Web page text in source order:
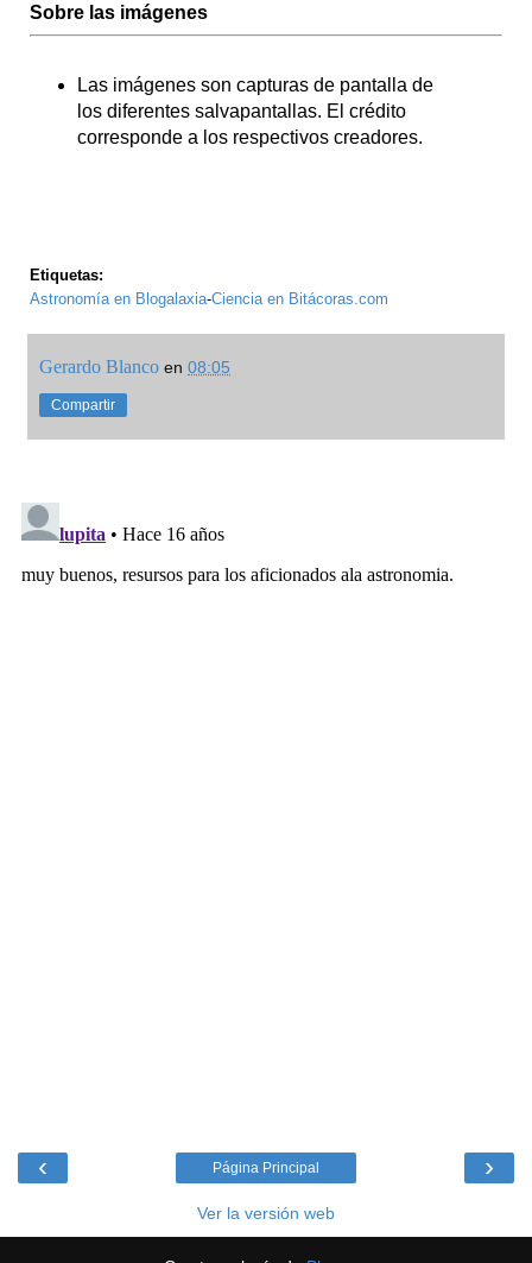
Sobre las imágenes
Las imágenes son capturas de pantalla de
los diferentes salvapantallas. El crédito
corresponde a los respectivos creadores.
Etiquetas:
Astronomía en Blogalaxia-Ciencia en Bitácoras.com
Gerardo Blanco en 08:05
Compartir
‹ ›
Página Principal
Ver la versión web